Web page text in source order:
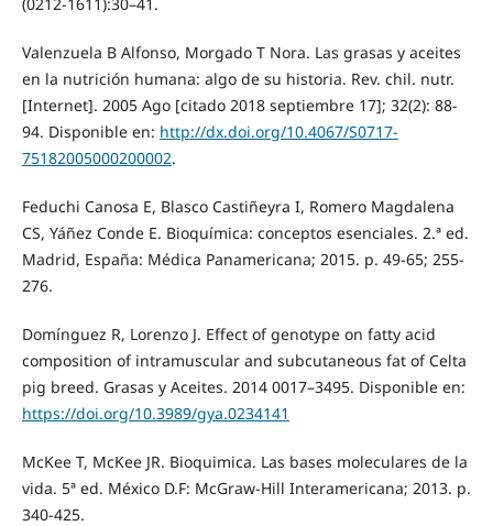
Valenzuela B Alfonso, Morgado T Nora. Las grasas y aceites
en la nutrición humana: algo de su historia. Rev. chil. nutr.
[Internet]. 2005 Ago [citado 2018 septiembre 17]; 32(2): 88-
94. Disponible en: http://dx.doi.org/10.4067/S0717-
75182005000200002.
Feduchi Canosa E, Blasco Castiñeyra I, Romero Magdalena
CS, Yáñez Conde E. Bioquímica: conceptos esenciales. 2.ª ed.
Madrid, España: Médica Panamericana; 2015. p. 49-65; 255-
276.
Domínguez R, Lorenzo J. Effect of genotype on fatty acid
composition of intramuscular and subcutaneous fat of Celta
pig breed. Grasas y Aceites. 2014 0017–3495. Disponible en:
https://doi.org/10.3989/gya.0234141
McKee T, McKee JR. Bioquimica. Las bases moleculares de la
vida. 5ª ed. México D.F: McGraw-Hill Interamericana; 2013. p.
340-425.